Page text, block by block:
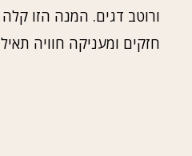
ורוטב דגים. המנה הזו
חזקים ומעניקה חוויה